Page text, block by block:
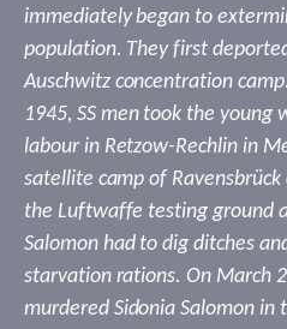
immediately began to
population. They first
Auschwitz concentration
1945, SS men took the
labour in Retzow-Rechlin in
satellite camp of
the Luftwaffe testing ground
Salomon had to dig ditches
starvation rations. On March
murdered Sidonia Salomon in